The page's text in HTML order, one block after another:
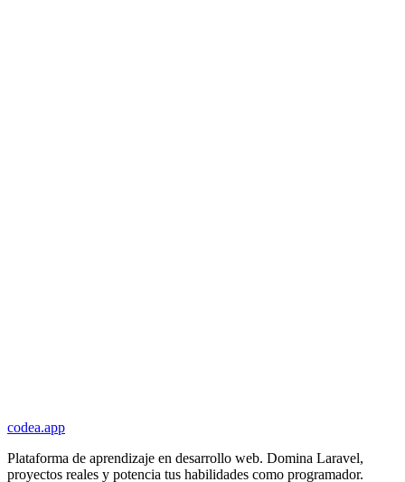
codea.app
Plataforma de aprendizaje en desarrollo web. Domina Laravel,
proyectos reales y potencia tus habilidades como programador.